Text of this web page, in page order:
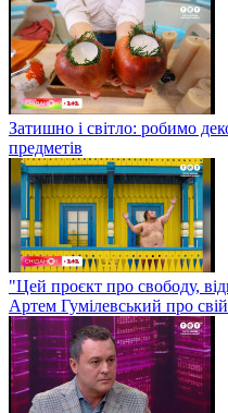
Затишно і світло: робимо
предметів
"Цей проєкт про свободу,
Артем Гумілевський про